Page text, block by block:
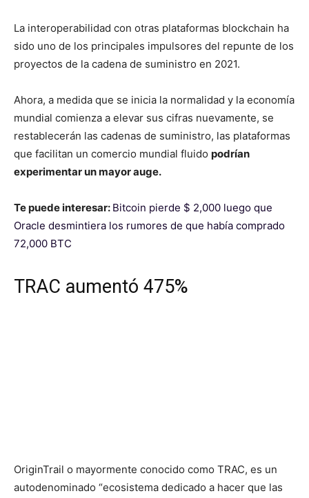
La interoperabilidad con otras plataformas blockchain ha
sido uno de los principales impulsores del repunte de los
proyectos de la cadena de suministro en 2021.
Ahora, a medida que se inicia la normalidad y la economía
mundial comienza a elevar sus cifras nuevamente, se
restablecerán las cadenas de suministro, las plataformas
que facilitan un comercio mundial fluido podrían
experimentar un mayor auge.
Te puede interesar: Bitcoin pierde $ 2,000 luego que
Oracle desmintiera los rumores de que había comprado
72,000 BTC
TRAC aumentó 475%
OriginTrail o mayormente conocido como TRAC, es un
autodenominado “ecosistema dedicado a hacer que las